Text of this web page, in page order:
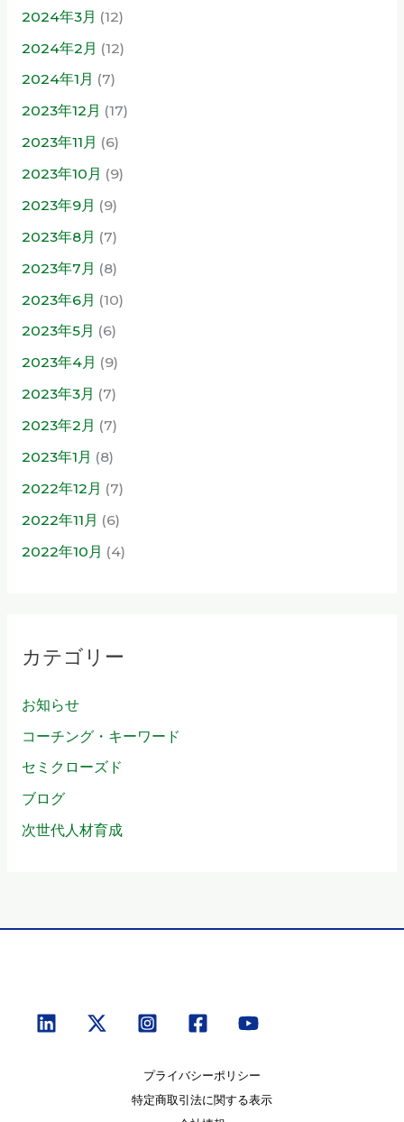
2024年3月 (12)
2024年2月 (12)
2024年1月 (7)
2023年12月 (17)
2023年11月 (6)
2023年10月 (9)
2023年9月 (9)
2023年8月 (7)
2023年7月 (8)
2023年6月 (10)
2023年5月 (6)
2023年4月 (9)
2023年3月 (7)
2023年2月 (7)
2023年1月 (8)
2022年12月 (7)
2022年11月 (6)
2022年10月 (4)
カテゴリー
お知らせ
コーチング・キーワード
セミクローズド
ブログ
次世代人材育成
プライバシーポリシー
特定商取引法に関する表示